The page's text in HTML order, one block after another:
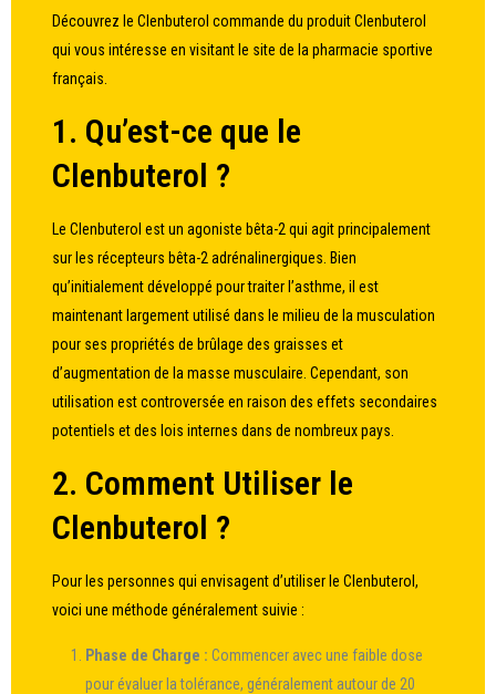
Découvrez leClenbuterol commande du produit Clenbuterol
qui vous intéresse en visitant le site de la pharmacie sportive
français.
1. Qu’est-ce que le
Clenbuterol ?
Le Clenbuterol est un agoniste bêta-2 qui agit principalement
sur les récepteurs bêta-2 adrénalinergiques. Bien
qu’initialement développé pour traiter l’asthme, il est
maintenant largement utilisé dans le milieu de la musculation
pour ses propriétés de brûlage des graisses et
d’augmentation de la masse musculaire. Cependant, son
utilisation est controversée en raison des effets secondaires
potentiels et des lois internes dans de nombreux pays.
2. Comment Utiliser le
Clenbuterol ?
Pour les personnes qui envisagent d’utiliser le Clenbuterol,
voici une méthode généralement suivie :
Phase de Charge : Commencer avec une faible dose
pour évaluer la tolérance, généralement autour de 20